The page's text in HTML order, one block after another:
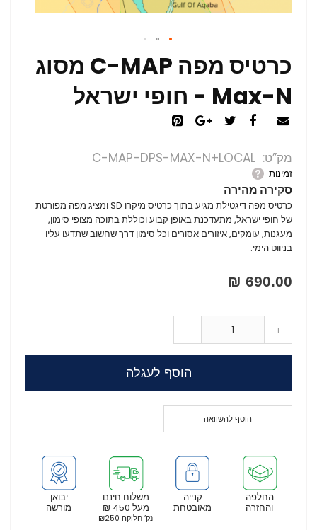
כרטיס מפה C-MAP מסוג
Max-N - חופי ישראל
מק”ט C-MAP-DPS-MAX-N+LOCAL
זמינות
סקירה מהירה
כרטיס מפה דיגטילת מגיע בתוך כרטיס מיקרו SD ומציג מפה מפורטת
של חופי ישראל, מתעדכנת באופן קבוע וכוללת בתוכה מצופי סימון,
מעגנות, עומקים, איזורים אסורים וכל סימון דרך שחשוב שתדעו עליו
בניווט הימי.
690.00 ₪
- +
הוסף לעגלה
הוסף להשוואה
יבואן
מורשה
משלוח חינם
מעל 450 ₪
נק’ חלוקה ₪250
קנייה
מאובטחת
החלפה
והחזרה